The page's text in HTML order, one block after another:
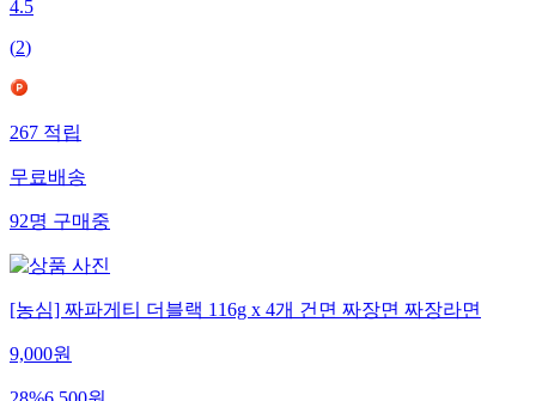
4.5
(2)
267적립
무료배송
92명구매중
[농심] 짜파게티 더블랙 116g x 4개 건면 짜장면 짜장라면
9,000원